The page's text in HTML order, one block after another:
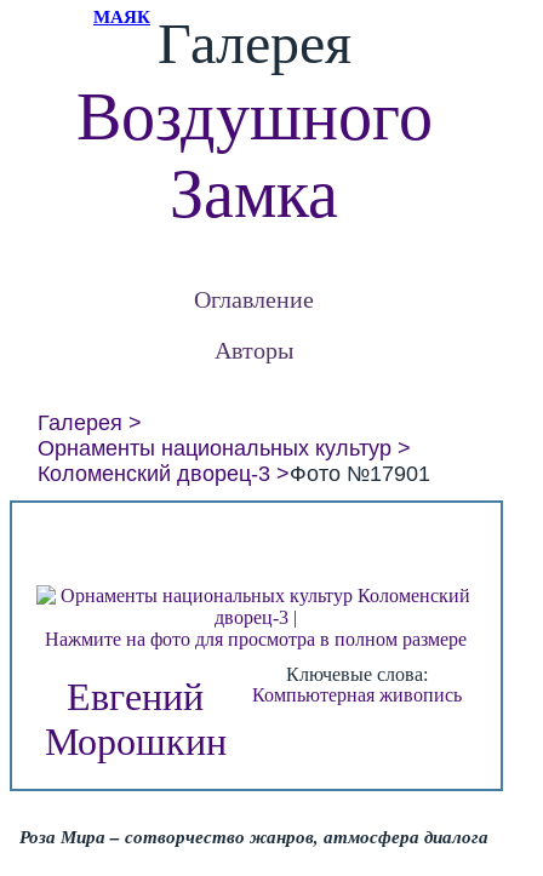
МАЯК Галерея
Воздушного
Замка
Оглавление
Авторы
Галерея
Орнаменты национальных культур
Коломенский дворец-3
Фото №17901
Нажмите на фото для просмотра в полном размере
Евгений
Морошкин
Ключевые слова:
Компьютерная живопись
Роза Мира – сотворчество жанров, атмосфера диалога